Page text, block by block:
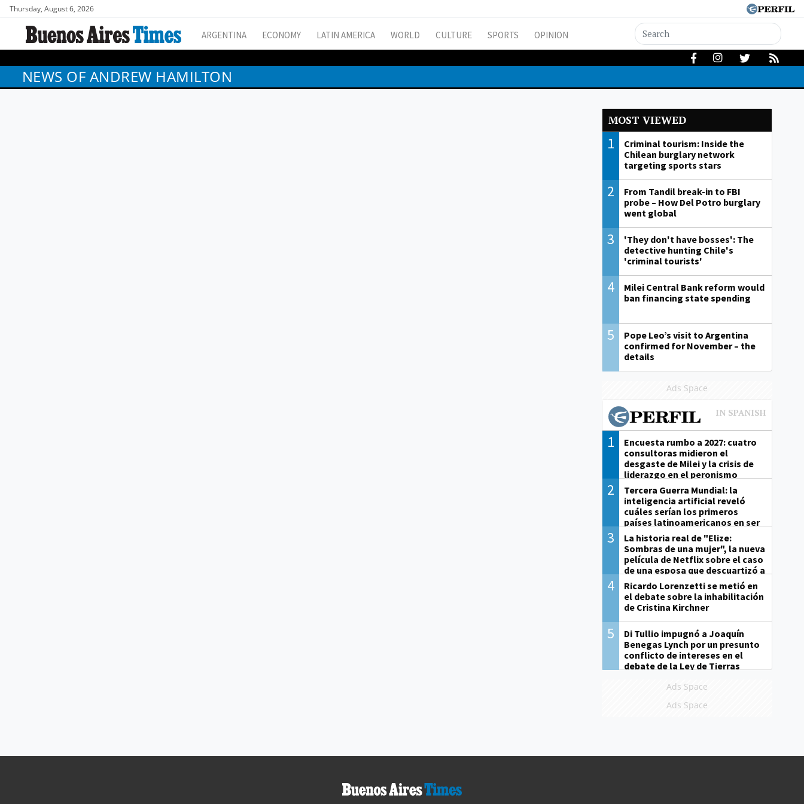
Thursday, August 6, 2026
ARGENTINA ECONOMY LATIN AMERICA WORLD CULTURE SPORTS OPINION
NEWS OF ANDREW HAMILTON
MOST VIEWED
1
Criminal tourism: Inside the
Chilean burglary network
targeting sports stars
2
From Tandil break-in to FBI
probe – How Del Potro burglary
went global
3
'They don't have bosses': The
detective hunting Chile's
'criminal tourists'
4
Milei Central Bank reform would
ban financing state spending
5
Pope Leo’s visit to Argentina
confirmed for November – the
details
Ads Space
1
Encuesta rumbo a 2027: cuatro
consultoras midieron el
desgaste de Milei y la crisis de
liderazgo en el peronismo
2
Tercera Guerra Mundial: la
inteligencia artificial reveló
cuáles serían los primeros
países latinoamericanos en ser
derrotados
3
La historia real de "Elize:
Sombras de una mujer", la nueva
película de Netflix sobre el caso
de una esposa que descuartizó a
su marido
4
Ricardo Lorenzetti se metió en
el debate sobre la inhabilitación
de Cristina Kirchner
5
Di Tullio impugnó a Joaquín
Benegas Lynch por un presunto
conflicto de intereses en el
debate de la Ley de Tierras
Ads Space
Ads Space